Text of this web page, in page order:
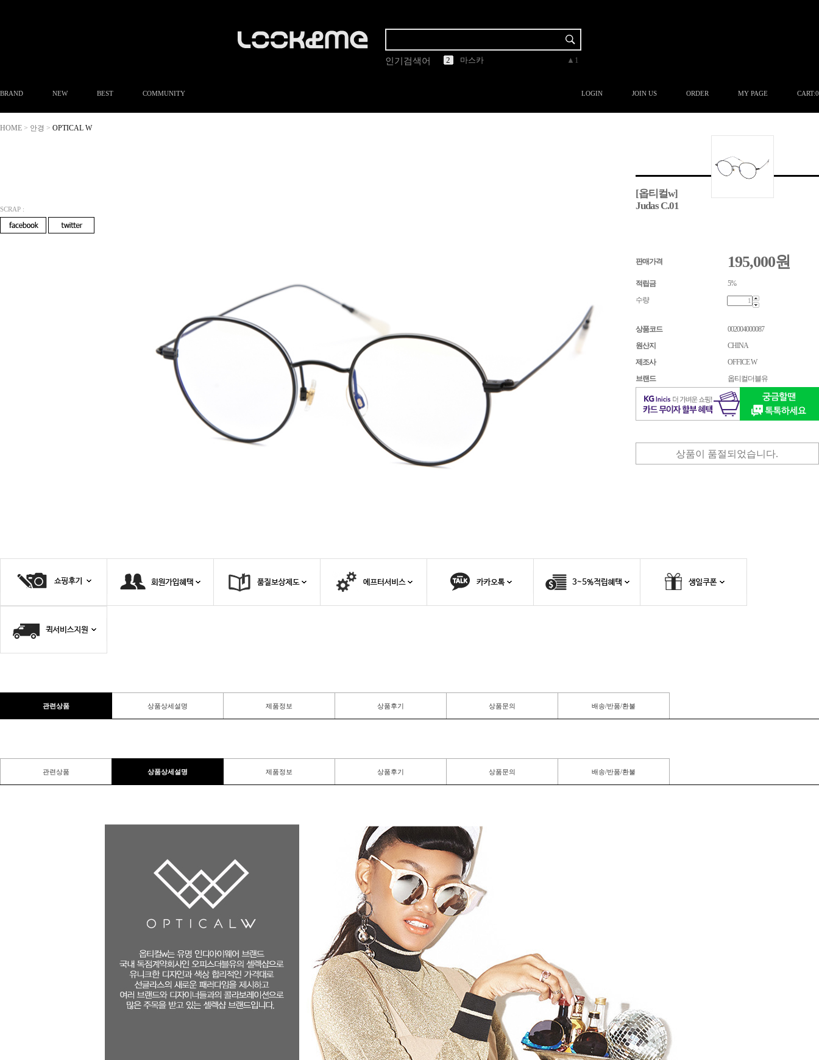
인기검색어 1 ▲3
2 마스카 ▲1
3 린드버그 ▼-2
4 ▲1
5 ▲3
BRAND NEW BEST COMMUNITY LOGIN JOIN US ORDER MY PAGE CART:0
HOME > 안경 > OPTICAL W
SCRAP :
[옵티컬w]
Judas C.01
판매가격 195,000원
적립금
5%
수량
상품코드
002004000087
원산지
CHINA
제조사
OFFICE W
브랜드
옵티컬더블유
상품이 품절되었습니다.
관련상품 상품상세설명 제품정보 상품후기 상품문의 배송/반품/환불
관련상품 상품상세설명 제품정보 상품후기 상품문의 배송/반품/환불